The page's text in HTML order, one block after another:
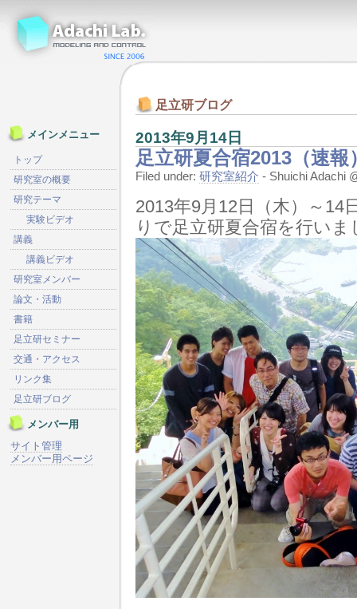
足立研ブログ
2013年9月14日
足立研夏合宿2013（速報
Filed under: 研究室紹介 - Shuichi Adachi
2013年9月12日（木）～14
りで足立研夏合宿を行いま
メインメニュー
トップ
研究室の概要
研究テーマ
実験ビデオ
講義
講義ビデオ
研究室メンバー
論文・活動
書籍
足立研セミナー
交通・アクセス
リンク集
足立研ブログ
メンバー用
サイト管理
メンバー用ページ